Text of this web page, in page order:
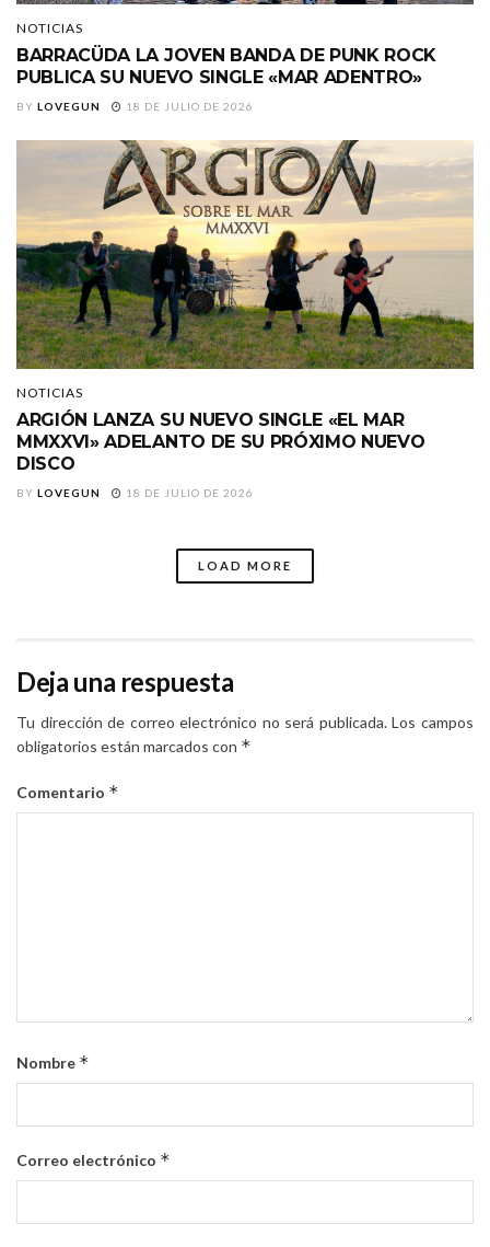
NOTICIAS
BARRACÜDA LA JOVEN BANDA DE PUNK ROCK
PUBLICA SU NUEVO SINGLE «MAR ADENTRO»
BY LOVEGUN 18 DE JULIO DE 2026
NOTICIAS
ARGIÓN LANZA SU NUEVO SINGLE «EL MAR
MMXXVI» ADELANTO DE SU PRÓXIMO NUEVO
DISCO
BY LOVEGUN 18 DE JULIO DE 2026
LOAD MORE
Deja una respuesta
Tu dirección de correo electrónico no será publicada. Los campos
obligatorios están marcados con *
Comentario *
Nombre *
Correo electrónico *